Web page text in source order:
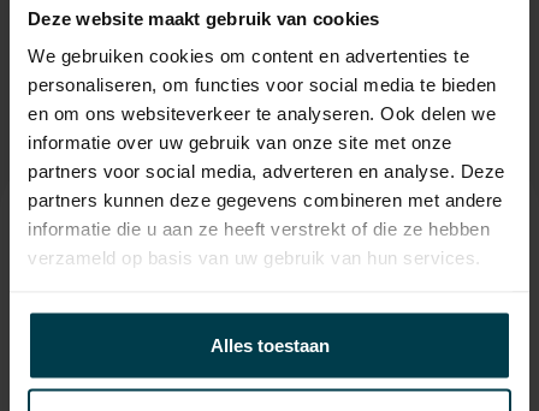
Deze website maakt gebruik van cookies
We gebruiken cookies om content en advertenties te
personaliseren, om functies voor social media te bieden
en om ons websiteverkeer te analyseren. Ook delen we
informatie over uw gebruik van onze site met onze
partners voor social media, adverteren en analyse. Deze
partners kunnen deze gegevens combineren met andere
informatie die u aan ze heeft verstrekt of die ze hebben
verzameld op basis van uw gebruik van hun services.
Alles toestaan
Contact informatie
Automakelaar aan Huis